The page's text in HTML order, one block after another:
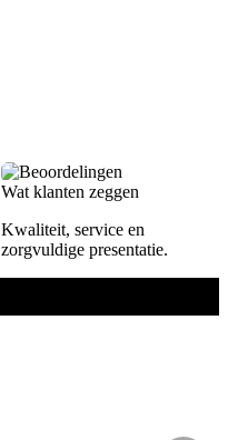
Wat klanten zeggen
Kwaliteit, service en
zorgvuldige presentatie.